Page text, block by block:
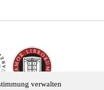
verwalten